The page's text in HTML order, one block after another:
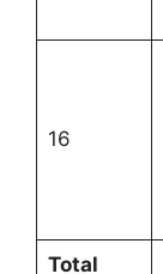
16
Total